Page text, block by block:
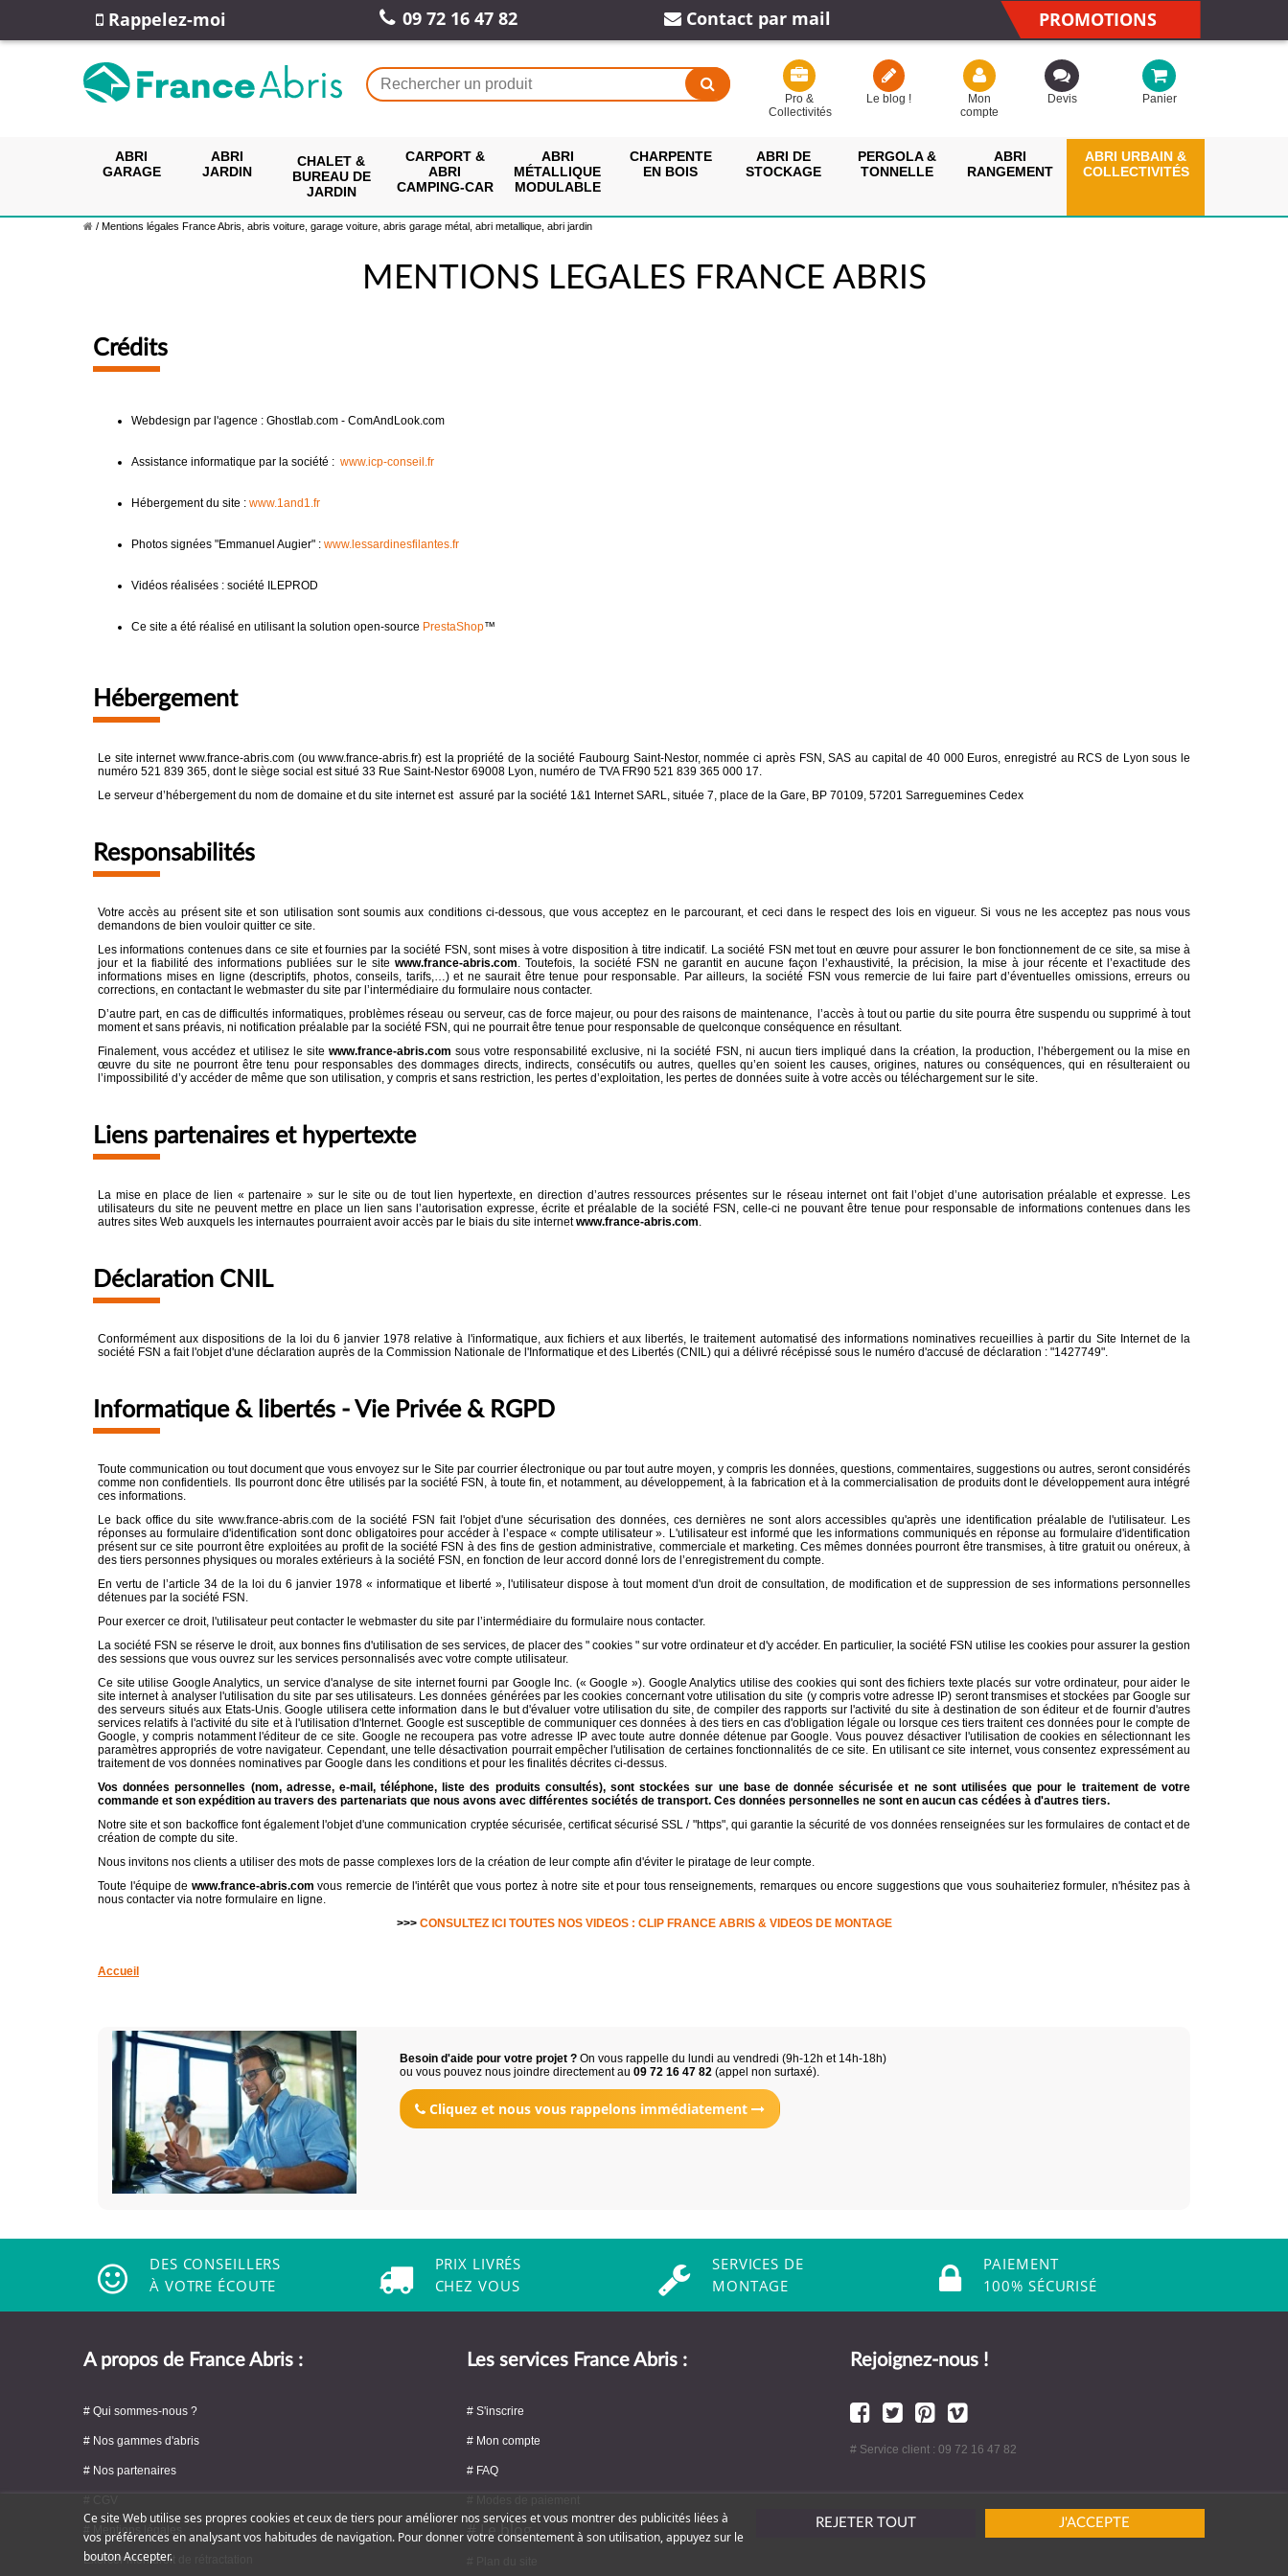
Rappelez-moi 09 72 16 47 82 Contact par mail PROMOTIONS
Pro &
Collectivités
Le blog !
Mon
compte
Devis Panier
ABRI
GARAGE
ABRI
JARDIN
CHALET &
BUREAU DE
JARDIN
CARPORT &
ABRI
CAMPING-CAR
ABRI
MÉTALLIQUE
MODULABLE
CHARPENTE
EN BOIS
ABRI DE
STOCKAGE
PERGOLA &
TONNELLE
ABRI
RANGEMENT
ABRI URBAIN &
COLLECTIVITÉS
/ Mentions légales France Abris, abris voiture, garage voiture, abris garage métal, abri metallique, abri jardin
MENTIONS LEGALES FRANCE ABRIS
Crédits
Webdesign par l'agence : Ghostlab.com - ComAndLook.com
Assistance informatique par la société : www.icp-conseil.fr
Hébergement du site : www.1and1.fr
Photos signées "Emmanuel Augier" : www.lessardinesfilantes.fr
Vidéos réalisées : société ILEPROD
Ce site a été réalisé en utilisant la solution open-source PrestaShop™
Hébergement
Le site internet www.france-abris.com (ou www.france-abris.fr) est la propriété de la société Faubourg Saint-Nestor, nommée ci après FSN, SAS au capital de 40 000 Euros, enregistré au RCS de Lyon sous le
numéro 521 839 365, dont le siège social est situé 33 Rue Saint-Nestor 69008 Lyon, numéro de TVA FR90 521 839 365 000 17.
Le serveur d’hébergement du nom de domaine et du site internet est assuré par la société 1&1 Internet SARL, située 7, place de la Gare, BP 70109, 57201 Sarreguemines Cedex
Responsabilités
Votre accès au présent site et son utilisation sont soumis aux conditions ci-dessous, que vous acceptez en le parcourant, et ceci dans le respect des lois en vigueur. Si vous ne les acceptez pas nous vous
demandons de bien vouloir quitter ce site.
Les informations contenues dans ce site et fournies par la société FSN, sont mises à votre disposition à titre indicatif. La société FSN met tout en œuvre pour assurer le bon fonctionnement de ce site, sa mise à
jour et la fiabilité des informations publiées sur le site www.france-abris.com. Toutefois, la société FSN ne garantit en aucune façon l’exhaustivité, la précision, la mise à jour récente et l’exactitude des
informations mises en ligne (descriptifs, photos, conseils, tarifs,…) et ne saurait être tenue pour responsable. Par ailleurs, la société FSN vous remercie de lui faire part d’éventuelles omissions, erreurs ou
corrections, en contactant le webmaster du site par l’intermédiaire du formulaire nous contacter.
D’autre part, en cas de difficultés informatiques, problèmes réseau ou serveur, cas de force majeur, ou pour des raisons de maintenance, l’accès à tout ou partie du site pourra être suspendu ou supprimé à tout
moment et sans préavis, ni notification préalable par la société FSN, qui ne pourrait être tenue pour responsable de quelconque conséquence en résultant.
Finalement, vous accédez et utilisez le sitewww.france-abris.com sous votre responsabilité exclusive, ni la société FSN, ni aucun tiers impliqué dans la création, la production, l’hébergement ou la mise en
œuvre du site ne pourront être tenu pour responsables des dommages directs, indirects, consécutifs ou autres, quelles qu’en soient les causes, origines, natures ou conséquences, qui en résulteraient ou
l’impossibilité d’y accéder de même que son utilisation, y compris et sans restriction, les pertes d’exploitation, les pertes de données suite à votre accès ou téléchargement sur le site.
Liens partenaires et hypertexte
La mise en place de lien « partenaire » sur le site ou de tout lien hypertexte, en direction d’autres ressources présentes sur le réseau internet ont fait l’objet d’une autorisation préalable et expresse. Les
utilisateurs du site ne peuvent mettre en place un lien sans l’autorisation expresse, écrite et préalable de la société FSN, celle-ci ne pouvant être tenue pour responsable de informations contenues dans les
autres sites Web auxquels les internautes pourraient avoir accès par le biais du site internetwww.france-abris.com.
Déclaration CNIL
Conformément aux dispositions de la loi du 6 janvier 1978 relative à l'informatique, aux fichiers et aux libertés, le traitement automatisé des informations nominatives recueillies à partir du Site Internet de la
société FSN a fait l'objet d'une déclaration auprès de la Commission Nationale de l'Informatique et des Libertés (CNIL) qui a délivré récépissé sous le numéro d'accusé de déclaration : "1427749".
Informatique & libertés - Vie Privée & RGPD
Toute communication ou tout document que vous envoyez sur le Site par courrier électronique ou par tout autre moyen, y compris les données, questions, commentaires, suggestions ou autres, seront considérés
comme non confidentiels. Ils pourront donc être utilisés par la société FSN, à toute fin, et notamment, au développement, à la fabrication et à la commercialisation de produits dont le développement aura intégré
ces informations.
Le back office du site www.france-abris.com de la société FSN fait l'objet d'une sécurisation des données, ces dernières ne sont alors accessibles qu'après une identification préalable de l'utilisateur. Les
réponses au formulaire d'identification sont donc obligatoires pour accéder à l’espace « compte utilisateur ». L'utilisateur est informé que les informations communiqués en réponse au formulaire d'identification
présent sur ce site pourront être exploitées au profit de la société FSN à des fins de gestion administrative, commerciale et marketing. Ces mêmes données pourront être transmises, à titre gratuit ou onéreux, à
des tiers personnes physiques ou morales extérieurs à la société FSN, en fonction de leur accord donné lors de l’enregistrement du compte.
En vertu de l’article 34 de la loi du 6 janvier 1978 « informatique et liberté », l'utilisateur dispose à tout moment d'un droit de consultation, de modification et de suppression de ses informations personnelles
détenues par la société FSN.
Pour exercer ce droit, l'utilisateur peut contacter le webmaster du site par l’intermédiaire du formulaire nous contacter.
La société FSN se réserve le droit, aux bonnes fins d'utilisation de ses services, de placer des " cookies " sur votre ordinateur et d'y accéder. En particulier, la société FSN utilise les cookies pour assurer la gestion
des sessions que vous ouvrez sur les services personnalisés avec votre compte utilisateur.
Ce site utilise Google Analytics, un service d'analyse de site internet fourni par Google Inc. (« Google »). Google Analytics utilise des cookies qui sont des fichiers texte placés sur votre ordinateur, pour aider le
site internet à analyser l'utilisation du site par ses utilisateurs. Les données générées par les cookies concernant votre utilisation du site (y compris votre adresse IP) seront transmises et stockées par Google sur
des serveurs situés aux Etats-Unis. Google utilisera cette information dans le but d'évaluer votre utilisation du site, de compiler des rapports sur l'activité du site à destination de son éditeur et de fournir d'autres
services relatifs à l'activité du site et à l'utilisation d'Internet. Google est susceptible de communiquer ces données à des tiers en cas d'obligation légale ou lorsque ces tiers traitent ces données pour le compte de
Google, y compris notamment l'éditeur de ce site. Google ne recoupera pas votre adresse IP avec toute autre donnée détenue par Google. Vous pouvez désactiver l'utilisation de cookies en sélectionnant les
paramètres appropriés de votre navigateur. Cependant, une telle désactivation pourrait empêcher l'utilisation de certaines fonctionnalités de ce site. En utilisant ce site internet, vous consentez expressément au
traitement de vos données nominatives par Google dans les conditions et pour les finalités décrites ci-dessus.
Vos données personnelles (nom, adresse, e-mail, téléphone, liste des produits consultés), sont stockées sur une base de donnée sécurisée et ne sont utilisées que pour le traitement de votre
commande et son expédition au travers des partenariats que nous avons avec différentes sociétés de transport. Ces données personnelles ne sont en aucun cas cédées à d'autres tiers.
Notre site et son backoffice font également l'objet d'une communication cryptée sécurisée, certificat sécurisé SSL / "https", qui garantie la sécurité de vos données renseignées sur les formulaires de contact et de
création de compte du site.
Nous invitons nos clients a utiliser des mots de passe complexes lors de la création de leur compte afin d'éviter le piratage de leur compte.
Toute l'équipe de www.france-abris.com vous remercie de l'intérêt que vous portez à notre site et pour tous renseignements, remarques ou encore suggestions que vous souhaiteriez formuler, n'hésitez pas à
nous contacter via notre formulaire en ligne.
>>> CONSULTEZ ICI TOUTES NOS VIDEOS : CLIP FRANCE ABRIS & VIDEOS DE MONTAGE
Accueil
Besoin d'aide pour votre projet ? On vous rappelle du lundi au vendredi (9h-12h et 14h-18h)
ou vous pouvez nous joindre directement au 09 72 16 47 82 (appel non surtaxé).
Cliquez et nous vous rappelons immédiatement
DES CONSEILLERS
À VOTRE ÉCOUTE
PRIX LIVRÉS
CHEZ VOUS
SERVICES DE
MONTAGE
PAIEMENT
100% SÉCURISÉ
A propos de France Abris :
# Qui sommes-nous ?
# Nos gammes d'abris
# Nos partenaires
# Mentions légales
Exercer mon droit de rétractation
Les services France Abris :
# S'inscrire
# Mon compte
# FAQ
# Le blog
Rejoignez-nous !
# Service client : 09 72 16 47 82
Ce site Web utilise ses propres cookies et ceux de tiers pour améliorer nos services et vous montrer des publicités liées à
vos préférences en analysant vos habitudes de navigation. Pour donner votre consentement à son utilisation, appuyez sur le
bouton Accepter.
REJETER TOUT J'ACCEPTE